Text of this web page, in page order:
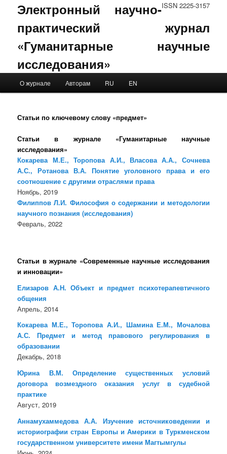
ISSN 2225-3157
Электронный научно-
практический журнал
«Гуманитарные научные
исследования»
Skip to primary content
Skip to secondary content
О журнале Авторам RU EN
Статьи по ключевому слову «предмет»
Статьи в журнале «Гуманитарные научные
исследования»
Кокарева М.Е., Торопова А.И., Власова А.А., Сочнева
А.С., Ротанова В.А. Понятие уголовного права и его
соотношение с другими отраслями права
Ноябрь, 2019
Филиппов Л.И. Философия о содержании и методологии
научного познания (исследования)
Февраль, 2022
Статьи в журнале «Современные научные исследования
и инновации»
Елизаров А.Н. Объект и предмет психотерапевтичного
общения
Апрель, 2014
Кокарева М.Е., Торопова А.И., Шамина Е.М., Мочалова
А.С. Предмет и метод правового регулирования в
образовании
Декабрь, 2018
Юрина В.М. Определение существенных условий
договора возмездного оказания услуг в судебной
практике
Август, 2019
Аннамухаммедова А.А. Изучение источниковедении и
историографии стран Европы и Америки в Туркменском
государственном университете имени Магтымгулы